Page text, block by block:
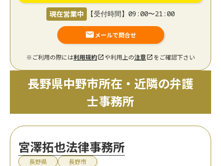
現在営業中 【受付時間】09:00〜21:00
メールで問合せ
※ご利用の際には利用規約 や利用上の注意 をご確認下さい
長野県中野市所在・近隣の弁護
士事務所
宮澤拓也法律事務所
長野県 長野市